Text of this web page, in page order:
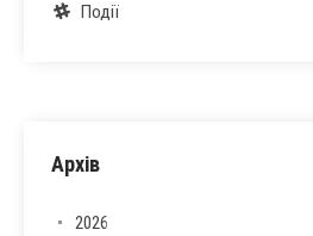
Події
Архів
2026